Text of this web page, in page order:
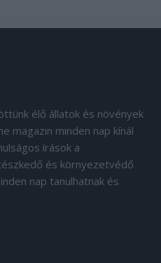
élő állatok és növények
magazin minden nap kínál
írások a
és környezetvédő
nap tanulhatnak és